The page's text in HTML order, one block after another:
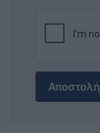
Αποστολή